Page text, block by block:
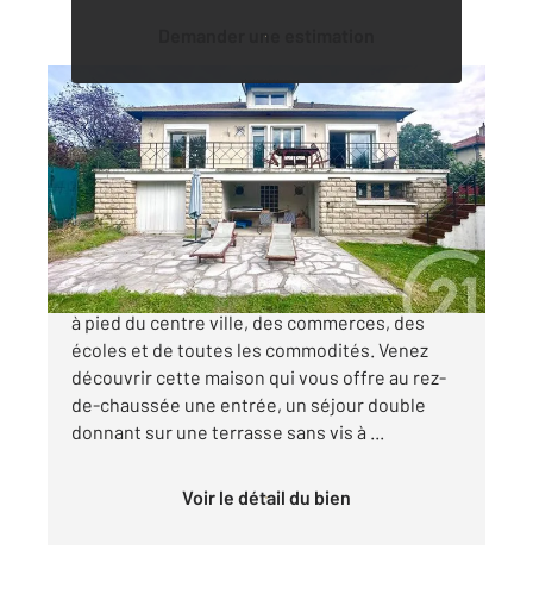
Demander une estimation
SOISY SOUS MONTMORENCY 95
142,28 m2, 6 pièces
Ref : 6291
Maison à vendre
419 000 €
Soisy-sous-montmorency, située à 10 minutes
à pied du centre ville, des commerces, des
écoles et de toutes les commodités. Venez
découvrir cette maison qui vous offre au rez-
de-chaussée une entrée, un séjour double
donnant sur une terrasse sans vis à ...
Voir le détail du bien